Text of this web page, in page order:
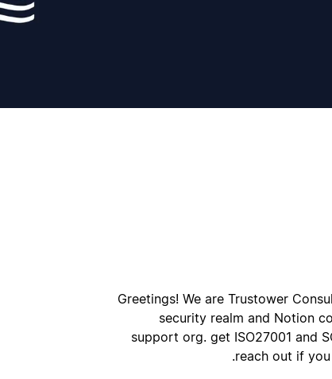
Greetings! We are Trustower
security realm and Notion
support org. get ISO27001 and
reach out if